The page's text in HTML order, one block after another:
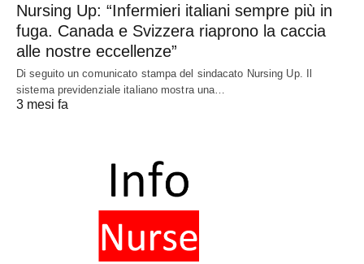
Nursing Up: “Infermieri italiani sempre più in
fuga. Canada e Svizzera riaprono la caccia
alle nostre eccellenze”
Di seguito un comunicato stampa del sindacato Nursing Up. Il
sistema previdenziale italiano mostra una…
3 mesi fa